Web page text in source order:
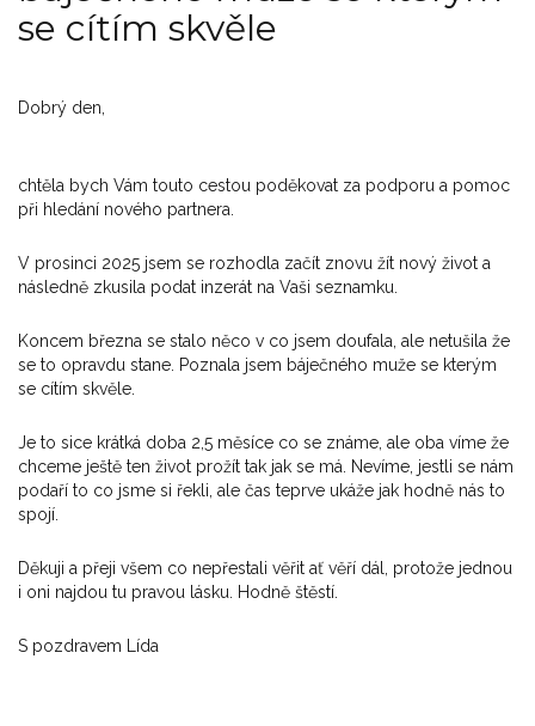
se cítím skvěle
Dobrý den,
chtěla bych Vám touto cestou poděkovat za podporu a pomoc
při hledání nového partnera.
V prosinci 2025 jsem se rozhodla začít znovu žít nový život a
následně zkusila podat inzerát na Vaši seznamku.
Koncem března se stalo něco v co jsem doufala, ale netušila že
se to opravdu stane. Poznala jsem báječného muže se kterým
se cítím skvěle.
Je to sice krátká doba 2,5 měsíce co se známe, ale oba víme že
chceme ještě ten život prožít tak jak se má. Nevíme, jestli se nám
podaří to co jsme si řekli, ale čas teprve ukáže jak hodně nás to
spojí.
Děkuji a přeji všem co nepřestali věřit ať věří dál, protože jednou
i oni najdou tu pravou lásku. Hodně štěstí.
S pozdravem Lída